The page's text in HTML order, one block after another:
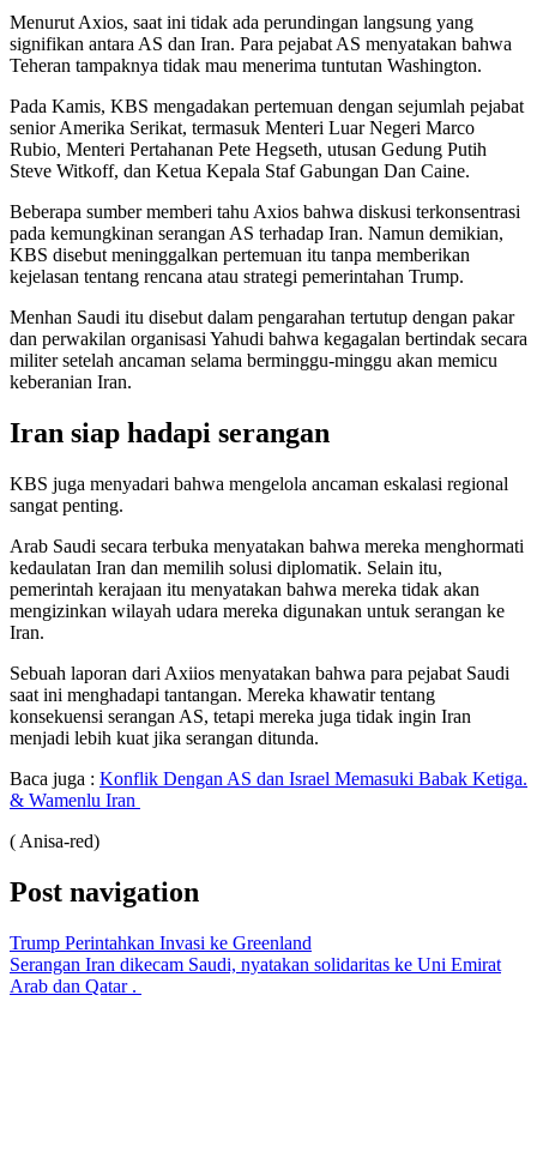
Menurut Axios, saat ini tidak ada perundingan langsung yang
signifikan antara AS dan Iran. Para pejabat AS menyatakan bahwa
Teheran tampaknya tidak mau menerima tuntutan Washington.
Pada Kamis, KBS mengadakan pertemuan dengan sejumlah pejabat
senior Amerika Serikat, termasuk Menteri Luar Negeri Marco
Rubio, Menteri Pertahanan Pete Hegseth, utusan Gedung Putih
Steve Witkoff, dan Ketua Kepala Staf Gabungan Dan Caine.
Beberapa sumber memberi tahu Axios bahwa diskusi terkonsentrasi
pada kemungkinan serangan AS terhadap Iran. Namun demikian,
KBS disebut meninggalkan pertemuan itu tanpa memberikan
kejelasan tentang rencana atau strategi pemerintahan Trump.
Menhan Saudi itu disebut dalam pengarahan tertutup dengan pakar
dan perwakilan organisasi Yahudi bahwa kegagalan bertindak secara
militer setelah ancaman selama berminggu-minggu akan memicu
keberanian Iran.
Iran siap hadapi serangan
KBS juga menyadari bahwa mengelola ancaman eskalasi regional
sangat penting.
Arab Saudi secara terbuka menyatakan bahwa mereka menghormati
kedaulatan Iran dan memilih solusi diplomatik. Selain itu,
pemerintah kerajaan itu menyatakan bahwa mereka tidak akan
mengizinkan wilayah udara mereka digunakan untuk serangan ke
Iran.
Sebuah laporan dari Axiios menyatakan bahwa para pejabat Saudi
saat ini menghadapi tantangan. Mereka khawatir tentang
konsekuensi serangan AS, tetapi mereka juga tidak ingin Iran
menjadi lebih kuat jika serangan ditunda.
Baca juga : Konflik Dengan AS dan Israel Memasuki Babak Ketiga.
& Wamenlu Iran
( Anisa-red)
Post navigation
Trump Perintahkan Invasi ke Greenland
Serangan Iran dikecam Saudi, nyatakan solidaritas ke Uni Emirat
Arab dan Qatar .